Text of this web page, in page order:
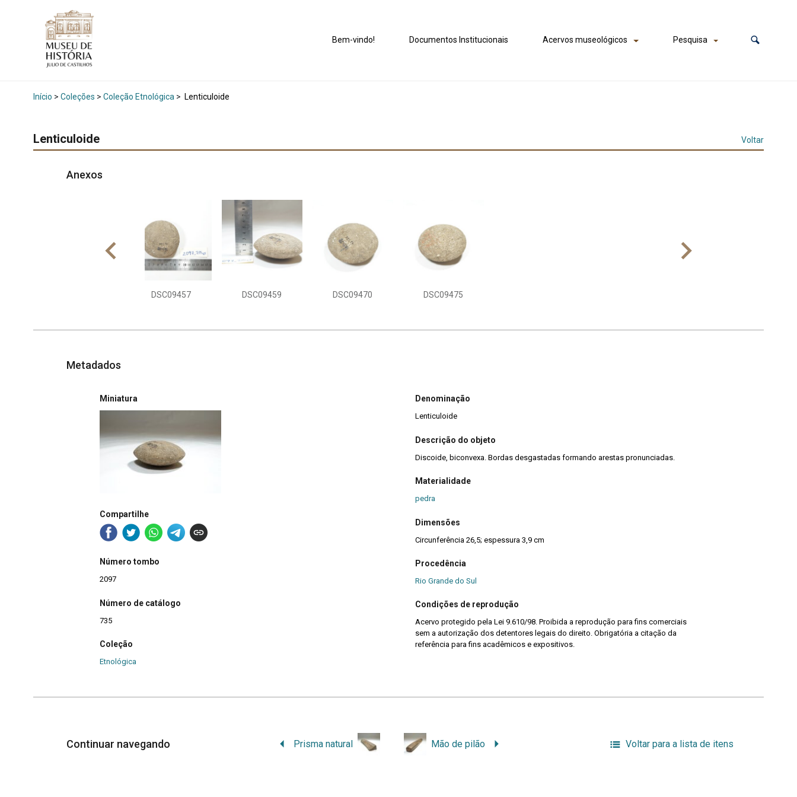
Bem-vindo! Documentos Institucionais Acervos museológicos Pesquisa
Início > Coleções > Coleção Etnológica > Lenticuloide
Lenticuloide Voltar
Anexos
DSC09457 DSC09459 DSC09470 DSC09475
Metadados
Miniatura
Compartilhe
Número tombo
2097
Número de catálogo
735
Coleção
Etnológica
Denominação
Lenticuloide
Descrição do objeto
Discoide, biconvexa. Bordas desgastadas formando arestas pronunciadas.
Materialidade
pedra
Dimensões
Circunferência 26,5; espessura 3,9 cm
Procedência
Rio Grande do Sul
Condições de reprodução
Acervo protegido pela Lei 9.610/98. Proibida a reprodução para fins comerciais
sem a autorização dos detentores legais do direito. Obrigatória a citação da
referência para fins acadêmicos e expositivos.
Continuar navegando Prisma natural Mão de pilão Voltar para a lista de itens